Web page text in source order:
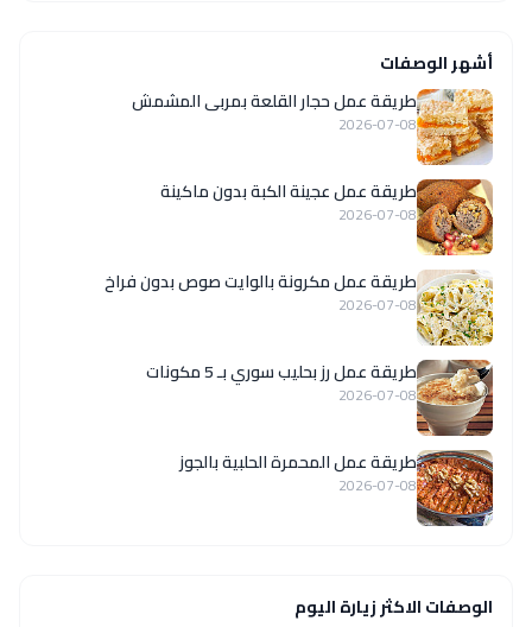
أشهر الوصفات
طريقة عمل حجار القلعة بمربى المشمش
2026-07-08
طريقة عمل عجينة الكبة بدون ماكينة
2026-07-08
طريقة عمل مكرونة بالوايت صوص بدون فراخ
2026-07-08
طريقة عمل رز بحليب سوري بـ 5 مكونات
2026-07-08
طريقة عمل المحمرة الحلبية بالجوز
2026-07-08
الوصفات الاكثر زيارة اليوم